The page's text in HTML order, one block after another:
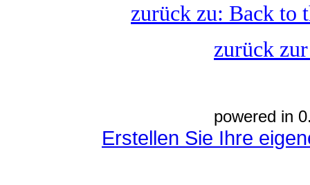
zurück zu: Back to
zurück
powered in
Erstellen Sie Ihre